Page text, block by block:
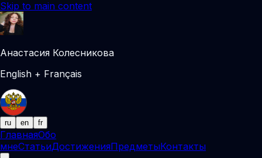
Skip to main content
Анастасия Колесникова
English + Français
ru en fr
ГлавнаяОбо
мнеСтатьиДостиженияПредметыКонтакты